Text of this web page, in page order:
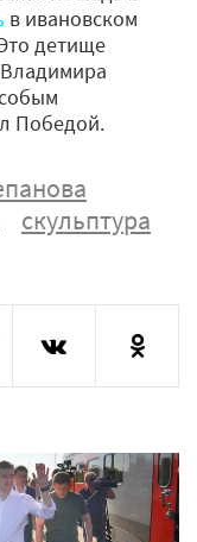
в ивановском
детище
Владимира
Победой.
скульптура